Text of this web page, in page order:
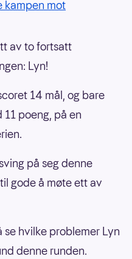
kampen mot
av to fortsatt
Lyn!
14 mål, og bare
poeng, på en
på seg denne
gode å møte ett av
hvilke problemer Lyn
denne runden.